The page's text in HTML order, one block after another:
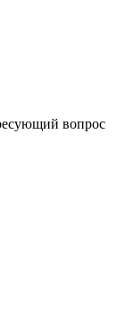
вопрос